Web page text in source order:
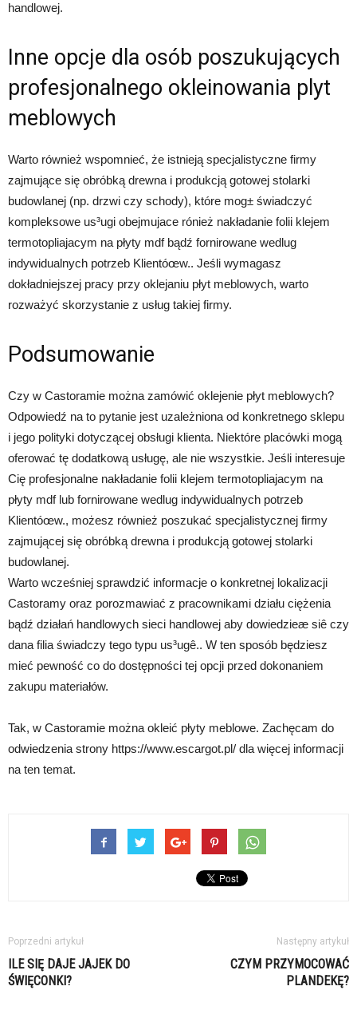
handlowej.
Inne opcje dla osób poszukujących
profesjonalnego okleinowania plyt
meblowych
Warto również wspomnieć, że istnieją specjalistyczne firmy
zajmujące się obróbką drewna i produkcją gotowej stolarki
budowlanej (np. drzwi czy schody), które mog± świadczyć
kompleksowe us³ugi obejmujace rónież nakładanie folii klejem
termotopliajacym na płyty mdf bądź fornirowane wedlug
indywidualnych potrzeb Klientóœw.. Jeśli wymagasz
dokładniejszej pracy przy oklejaniu płyt meblowych, warto
rozważyć skorzystanie z usług takiej firmy.
Podsumowanie
Czy w Castoramie można zamówić oklejenie płyt meblowych?
Odpowiedź na to pytanie jest uzależniona od konkretnego sklepu
i jego polityki dotyczącej obsługi klienta. Niektóre placówki mogą
oferować tę dodatkową usługę, ale nie wszystkie. Jeśli interesuje
Cię profesjonalne nakładanie folii klejem termotopliajacym na
płyty mdf lub fornirowane wedlug indywidualnych potrzeb
Klientóœw., możesz również poszukać specjalistycznej firmy
zajmującej się obróbką drewna i produkcją gotowej stolarki
budowlanej.
Warto wcześniej sprawdzić informacje o konkretnej lokalizacji
Castoramy oraz porozmawiać z pracownikami działu ciężenia
bądź działań handlowych sieci handlowej aby dowiedzieæ siê czy
dana filia świadczy tego typu us³ugê.. W ten sposób będziesz
mieć pewność co do dostępności tej opcji przed dokonaniem
zakupu materiałów.
Tak, w Castoramie można okleić płyty meblowe. Zachęcam do
odwiedzenia strony https://www.escargot.pl/ dla więcej informacji
na ten temat.
Poprzedni artykuł
ILE SIĘ DAJE JAJEK DO
ŚWIĘCONKI?
Następny artykuł
CZYM PRZYMOCOWAĆ
PLANDEKĘ?